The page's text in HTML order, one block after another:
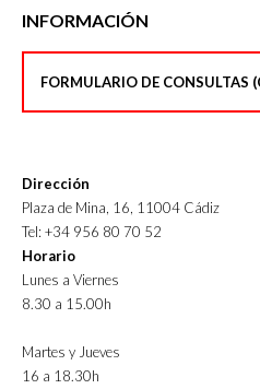
INFORMACIÓN
FORMULARIO DE CONSULTAS
Dirección
Plaza de Mina, 16, 11004 Cádiz
Tel: +34 956 80 70 52
Horario
Lunes a Viernes
8.30 a 15.00h
Martes y Jueves
16 a 18.30h